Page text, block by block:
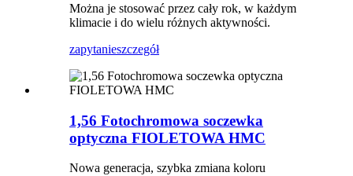
Można je stosować przez cały rok, w każdym
klimacie i do wielu różnych aktywności.
zapytanieszczegół
1,56 Fotochromowa soczewka
optyczna FIOLETOWA HMC
Nowa generacja, szybka zmiana koloru